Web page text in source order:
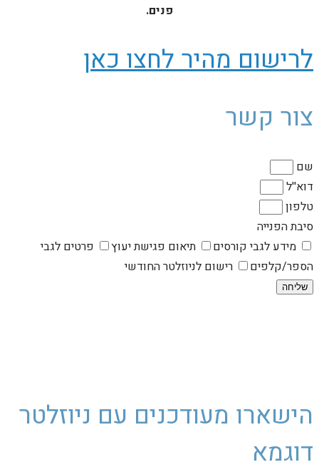
פנים.
לרישום מהיר לחצו כאן
צור קשר
שם
דוא''ל
טלפון
סיבת הפנייה
מידע לגבי קורסים
תיאום פגישת יעוץ
פרטים לגבי
הספר/קלפים
רישום לניוזלטר החודשי
שליחה
הישארו מעודכנים עם ניוזלטר
דוגמא